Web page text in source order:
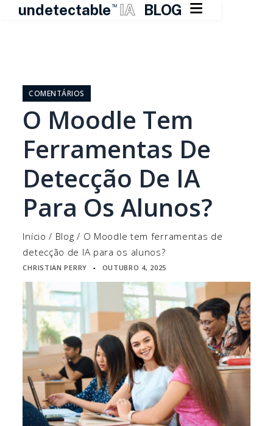
undetectable TM IA BLOG 
conteúdo
COMENTÁRIOS
O Moodle Tem
Ferramentas De
Detecção De IA
Para Os Alunos?
Início / Blog / O Moodle tem ferramentas de
detecção de IA para os alunos?
CHRISTIAN PERRY ▪ OUTUBRO 4, 2025